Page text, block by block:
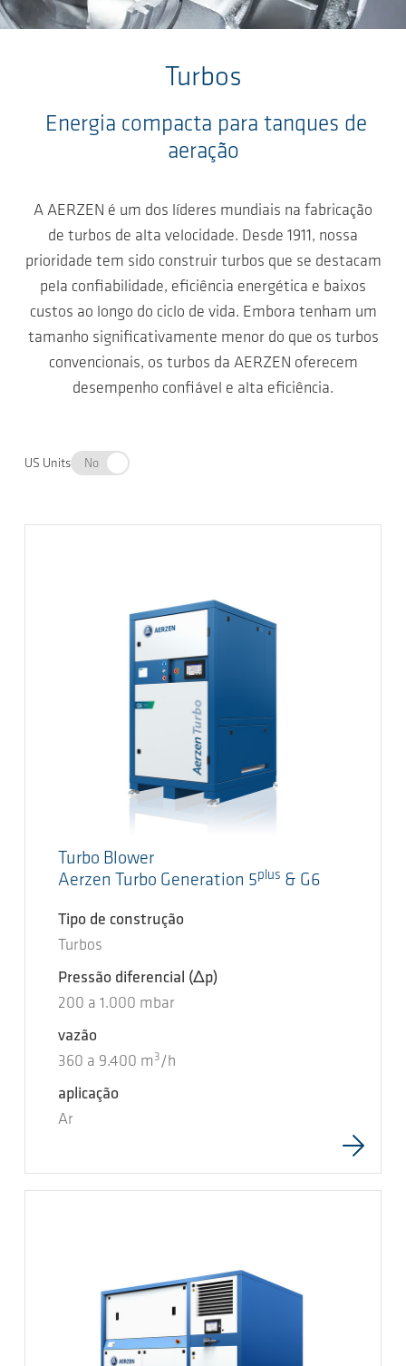
Turbos
Energia compacta para tanques de
aeração
A AERZEN é um dos líderes mundiais na fabricação
de turbos de alta velocidade. Desde 1911, nossa
prioridade tem sido construir turbos que se destacam
pela confiabilidade, eficiência energética e baixos
custos ao longo do ciclo de vida. Embora tenham um
tamanho significativamente menor do que os turbos
convencionais, os turbos da AERZEN oferecem
desempenho confiável e alta eficiência.
US Units No
Turbo Blower
Aerzen Turbo Generation 5plus & G6
Tipo de construção
Turbos
Pressão diferencial (Δp)
200 a 1.000 mbar
vazão
360 a 9.400 m 3 /h
aplicação
Ar